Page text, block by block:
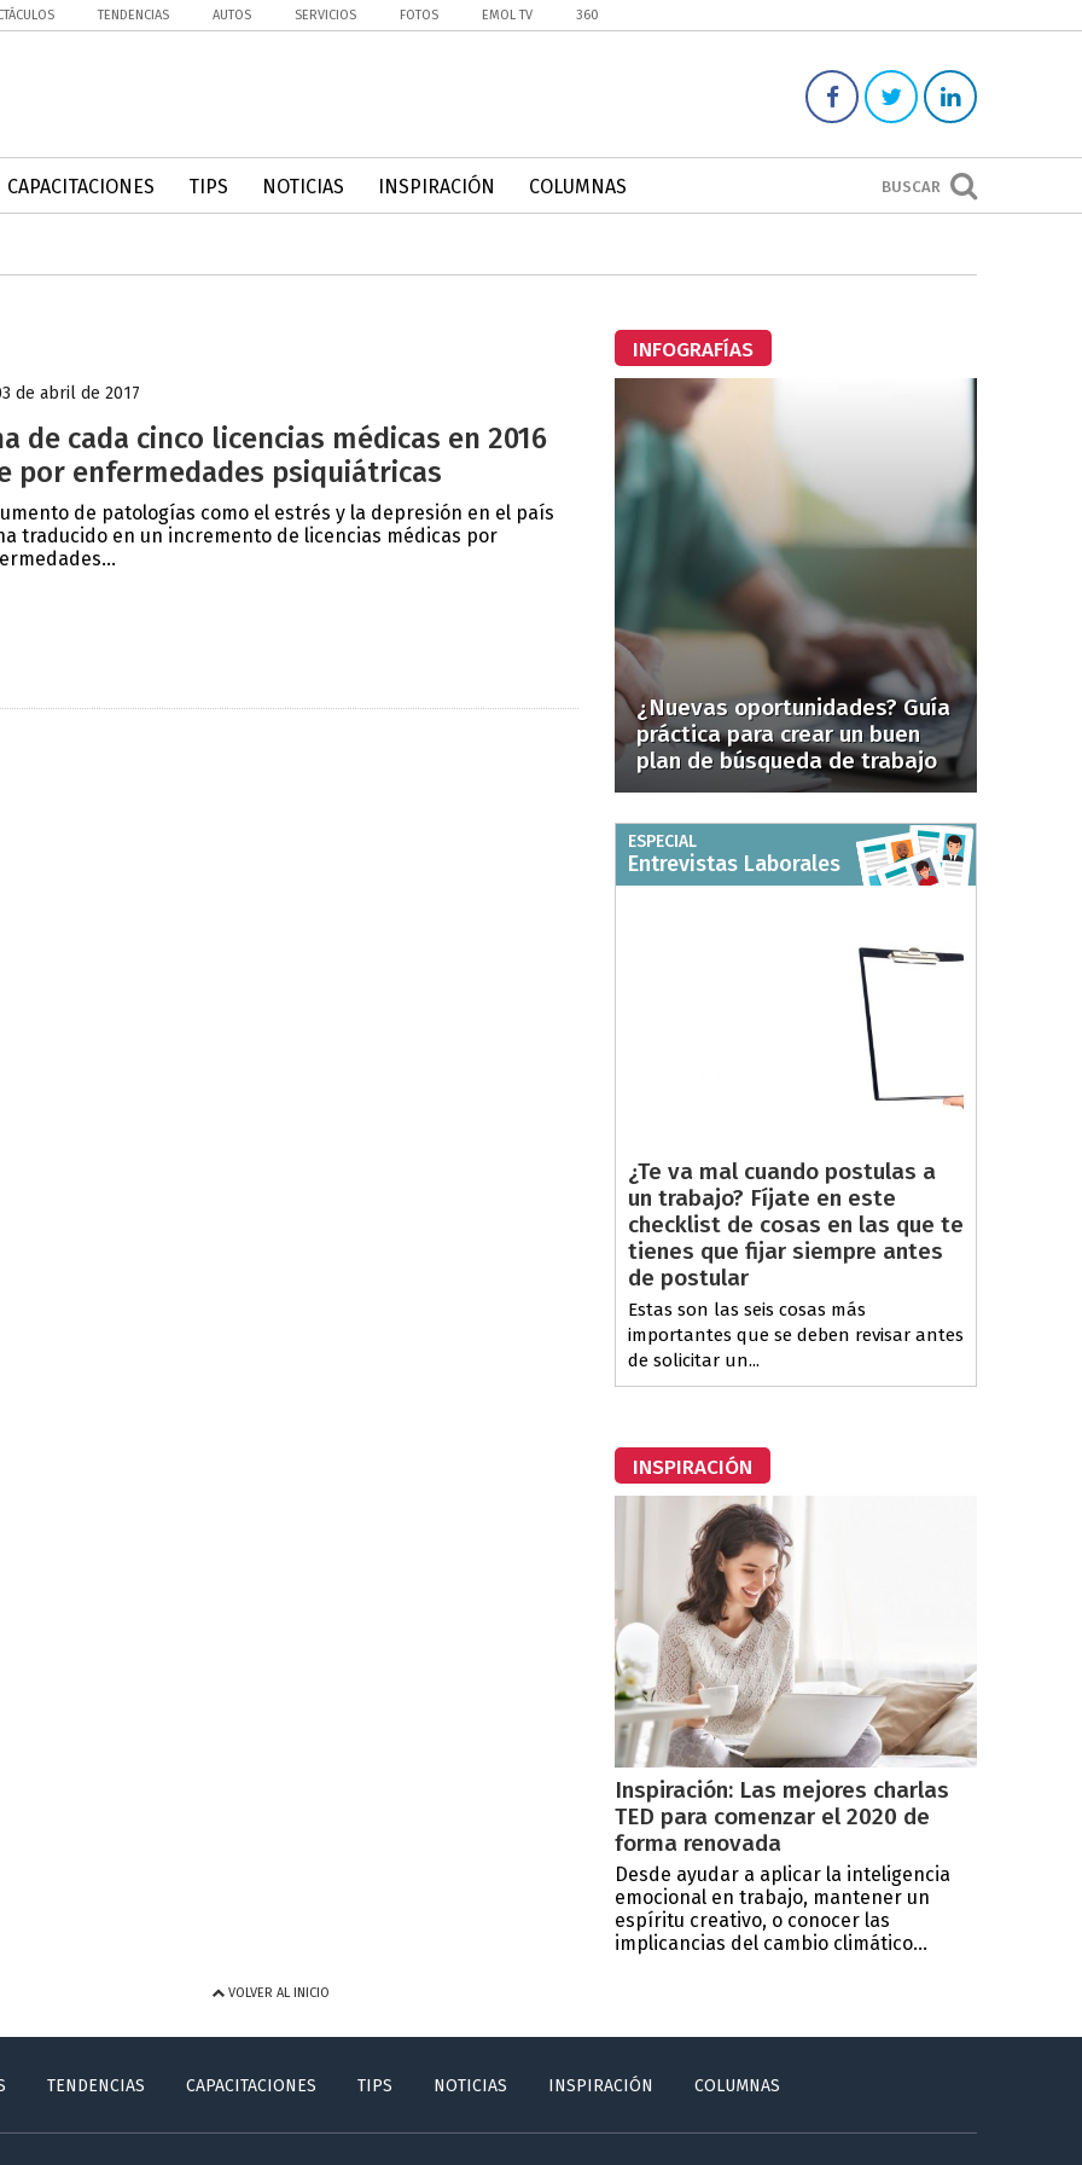
TENDENCIAS AUTOS SERVICIOS FOTOS EMOL TV 360
BUSCAR
CAPACITACIONES TIPS NOTICIAS INSPIRACIÓN COLUMNAS
de abril de 2017
de cada cinco licencias médicas en 2016
por enfermedades psiquiátricas
de patologías como el estrés y la depresión en el país
traducido en un incremento de licencias médicas por
INFOGRAFÍAS
¿Nuevas oportunidades? Guía
práctica para crear un buen
plan de búsqueda de trabajo
ESPECIAL
Entrevistas Laborales
¿Te va mal cuando postulas a
un trabajo? Fíjate en este
checklist de cosas en las que te
tienes que fijar siempre antes
de postular
Estas son las seis cosas más
importantes que se deben revisar antes
de solicitar un...
INSPIRACIÓN
Inspiración: Las mejores charlas
TED para comenzar el 2020 de
forma renovada
Desde ayudar a aplicar la inteligencia
emocional en trabajo, mantener un
espíritu creativo, o conocer las
implicancias del cambio climático...
VOLVER AL INICIO
TENDENCIAS CAPACITACIONES TIPS NOTICIAS INSPIRACIÓN COLUMNAS